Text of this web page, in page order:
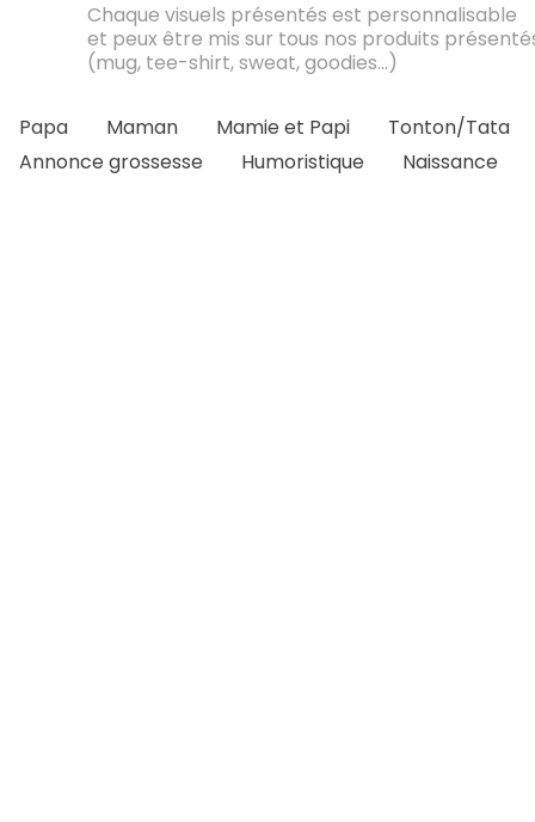
Papa Maman Mamie et Papi
Tonton/Tata
Annonce grossesse
Humoristique Naissance
Chaque visuels présentés est personnalisable
et peux être mis sur tous nos produits
(mug, tee-shirt, sweat, goodies...)